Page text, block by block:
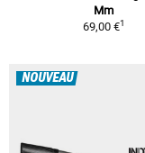
Mm
69,00 €1
NOUVEAU